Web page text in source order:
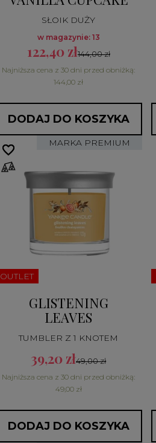
SŁOIK DUŻY
w magazynie: 13
122,40 zł144,00 zł
Najniższa cena z 30 dni przed obniżką:
144,00 zł
DODAJ DO KOSZYKA
MARKA PREMIUM
OUTLET
GLISTENING
LEAVES
TUMBLER Z 1 KNOTEM
39,20 zł49,00 zł
Najniższa cena z 30 dni przed obniżką:
49,00 zł
DODAJ DO KOSZYKA
favorite_border
favorite_border